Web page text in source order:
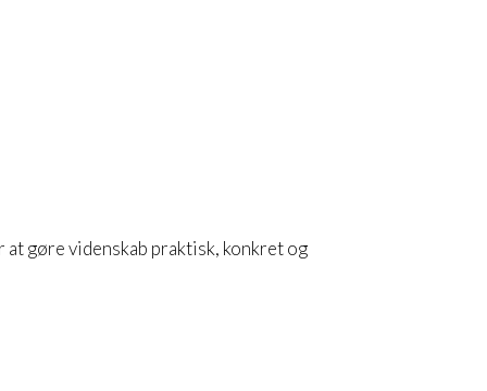
gøre videnskab praktisk, konkret og